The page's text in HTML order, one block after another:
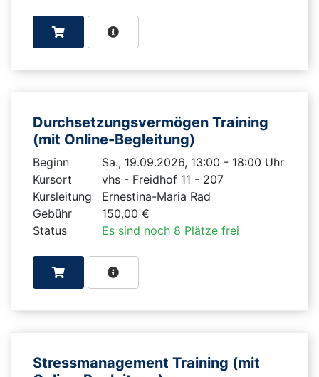
Durchsetzungsvermögen Training
(mit Online-Begleitung)
Beginn
Sa., 19.09.2026, 13:00 - 18:00 Uhr
Kursort
vhs - Freidhof 11 - 207
Kursleitung
Ernestina-Maria Rad
Gebühr
150,00 €
Status
Es sind noch 8 Plätze frei
Stressmanagement Training (mit